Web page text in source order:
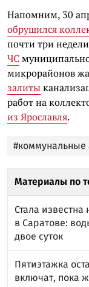
Напомним, 30
обрушился
почти три
ЧС
микрорайонов
залиты
работ на
из Ярославля.
#коммунальные
Материалы по
Стала
в Саратове:
двое суток
Пятиэтажка
включат, пока